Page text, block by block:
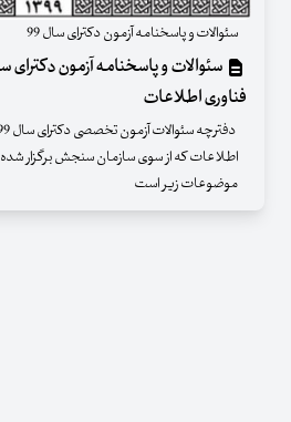
سئوالات و پاسخنامه آزمون دکترای سال 99
فناوری اطلاعات
موضوعات زیر است